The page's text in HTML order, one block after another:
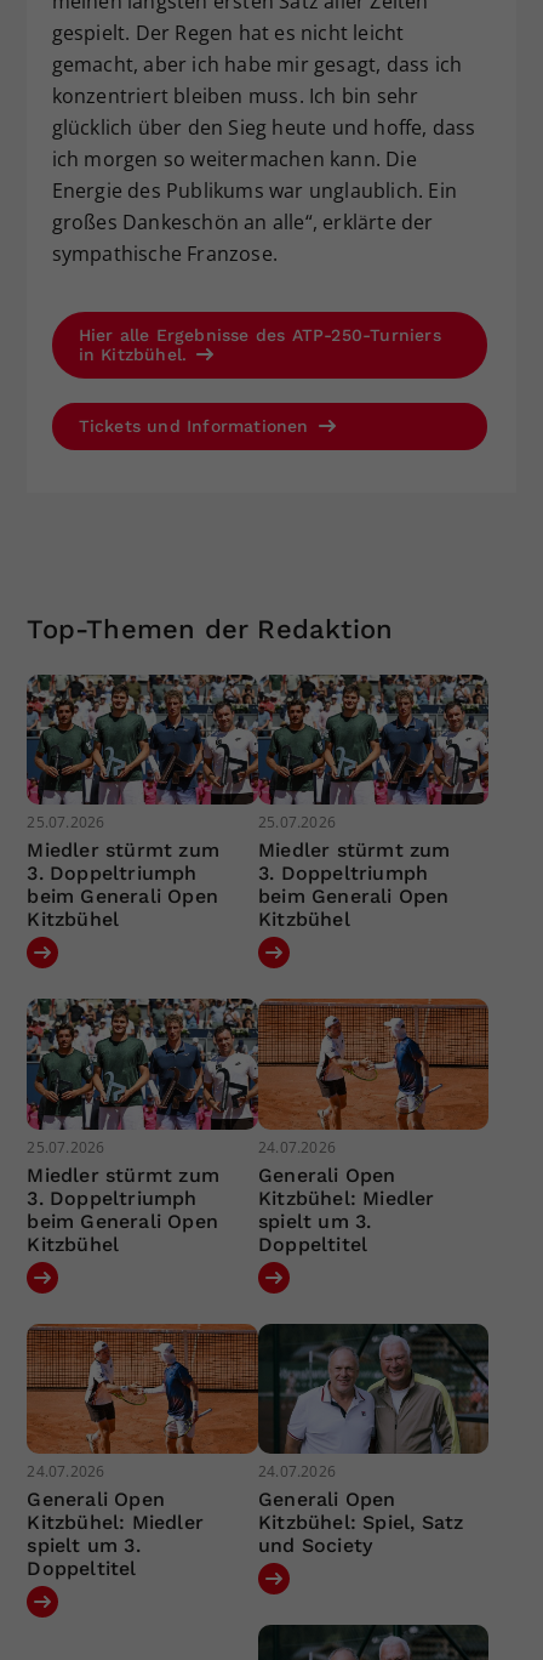
gespielt. Der Regen hat es nicht leicht
gemacht, aber ich habe mir gesagt, dass ich
konzentriert bleiben muss. Ich bin sehr
glücklich über den Sieg heute und hoffe, dass
ich morgen so weitermachen kann. Die
Energie des Publikums war unglaublich. Ein
großes Dankeschön an alle“, erklärte der
sympathische Franzose.
Hier alle Ergebnisse des ATP-250-Turniers
in Kitzbühel.
Tickets und Informationen
Top-Themen der Redaktion
25.07.2026
Miedler stürmt zum
3. Doppeltriumph
beim Generali Open
Kitzbühel
25.07.2026
Miedler stürmt zum
3. Doppeltriumph
beim Generali Open
Kitzbühel
25.07.2026
Miedler stürmt zum
3. Doppeltriumph
beim Generali Open
Kitzbühel
24.07.2026
Generali Open
Kitzbühel: Miedler
spielt um 3.
Doppeltitel
24.07.2026
Generali Open
Kitzbühel: Miedler
spielt um 3.
Doppeltitel
24.07.2026
Generali Open
Kitzbühel: Spiel, Satz
und Society